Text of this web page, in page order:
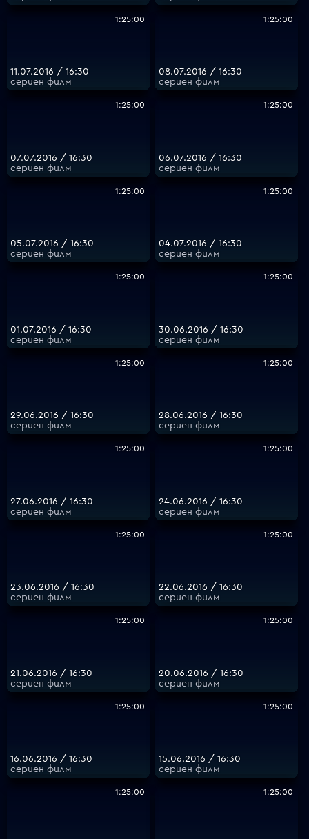
1:25:00
11.07.2016 / 16:30
сериен филм
1:25:00
08.07.2016 / 16:30
сериен филм
1:25:00
07.07.2016 / 16:30
сериен филм
1:25:00
06.07.2016 / 16:30
сериен филм
1:25:00
05.07.2016 / 16:30
сериен филм
1:25:00
04.07.2016 / 16:30
сериен филм
1:25:00
01.07.2016 / 16:30
сериен филм
1:25:00
30.06.2016 / 16:30
сериен филм
1:25:00
29.06.2016 / 16:30
сериен филм
1:25:00
28.06.2016 / 16:30
сериен филм
1:25:00
27.06.2016 / 16:30
сериен филм
1:25:00
24.06.2016 / 16:30
сериен филм
1:25:00
23.06.2016 / 16:30
сериен филм
1:25:00
22.06.2016 / 16:30
сериен филм
1:25:00
21.06.2016 / 16:30
сериен филм
1:25:00
20.06.2016 / 16:30
сериен филм
1:25:00
16.06.2016 / 16:30
сериен филм
1:25:00
15.06.2016 / 16:30
сериен филм
1:25:00 1:25:00